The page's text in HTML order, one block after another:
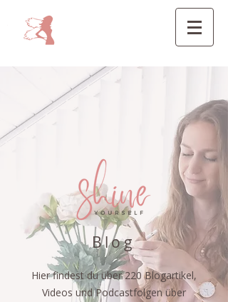
Blog
Hier findest du über 220 Blogartikel,
Videos und Podcastfolgen über